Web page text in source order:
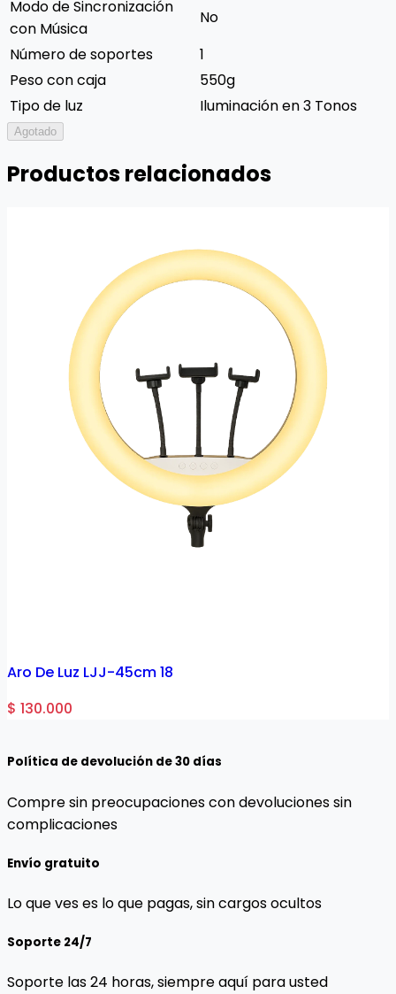
Modo de Sincronización
con Música
No
Número de soportes
1
Peso con caja
550g
Tipo de luz
Iluminación en 3 Tonos
Agotado
Productos relacionados
Aro De Luz LJJ-45cm 18
$ 130.000
Política de devolución de 30 días
Compre sin preocupaciones con devoluciones sin
complicaciones
Envío gratuito
Lo que ves es lo que pagas, sin cargos ocultos
Soporte 24/7
Soporte las 24 horas, siempre aquí para usted